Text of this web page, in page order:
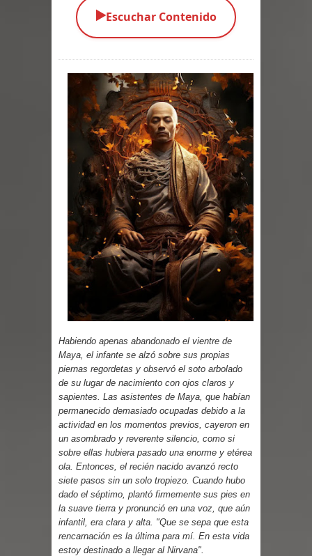
Parte 05: Los Horrores del Infierno
Parte 03: La Traición
Parte 02: Vuelve el Hijo Prodigo
Parte 01: El Comienzo
Parte 01: El Enemigo Interior
Exaltados y Muertos Vivientes
Los Muertos se Levantan (Relato)
Los Monstruos más Buscados
Parte 09: Los Muertos Cuentan
Cuentos
▶️Escuchar Contenido
Habiendo apenas abandonado el vientre de
Maya, el infante se alzó sobre sus propias
piernas regordetas y observó el soto arbolado
de su lugar de nacimiento con ojos claros y
sapientes. Las asistentes de Maya, que habían
permanecido demasiado ocupadas debido a la
actividad en los momentos previos, cayeron en
un asombrado y reverente silencio, como si
sobre ellas hubiera pasado una enorme y etérea
ola. Entonces, el recién nacido avanzó recto
siete pasos sin un solo tropiezo. Cuando hubo
dado el séptimo, plantó firmemente sus pies en
la suave tierra y pronunció en una voz, que aún
infantil, era clara y alta. "Que se sepa que esta
rencarnación es la última para mí. En esta vida
estoy destinado a llegar al Nirvana".